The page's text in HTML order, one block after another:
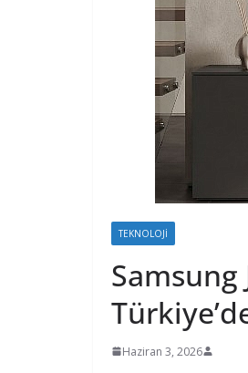
TEKNOLOJI
Samsung
Haziran 3, 2026